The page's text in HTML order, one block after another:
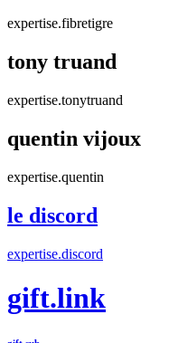
expertise.fibretigre
tony truand
expertise.tonytruand
quentin vijoux
expertise.quentin
le discord
expertise.discord
gift.link